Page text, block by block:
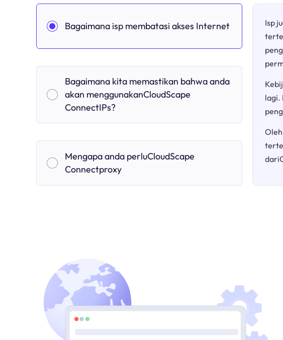
Bagaimana isp membatasi akses Internet
Bagaimana kita memastikan bahwa anda
akan menggunakanCloudScape
ConnectIPs?
Mengapa anda perluCloudScape
Connectproxy
Isp
lagi.